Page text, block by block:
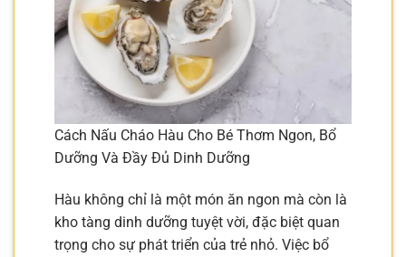
Cách Nấu Cháo Hàu Cho Bé Thơm Ngon, Bổ
Dưỡng Và Đầy Đủ Dinh Dưỡng
Hàu không chỉ là một món ăn ngon mà còn là
kho tàng dinh dưỡng tuyệt vời, đặc biệt quan
trọng cho sự phát triển của trẻ nhỏ. Việc bổ